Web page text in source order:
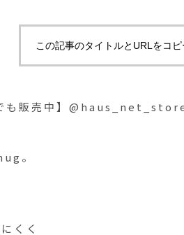
この記事のタイトルとURLをコピ
も販売中】@haus_net_store
。
くく